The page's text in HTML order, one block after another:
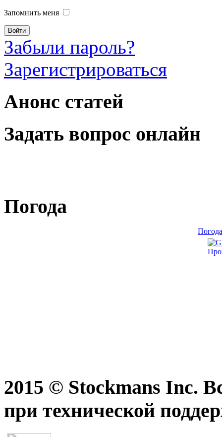
Запомнить меня
Забыли пароль?
Зарегистрироваться
Анонс статей
Задать вопрос онлайн
Погода
2015 © Stockmans Inc.
при технической